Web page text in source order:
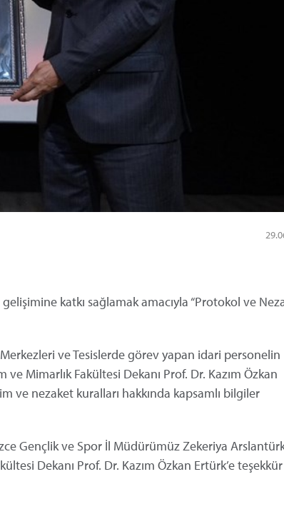
katkı sağlamak amacıyla “Protokol ve
ve Tesislerde görev yapan idari personelin
Mimarlık Fakültesi Dekanı Prof. Dr. Kazım Özkan
ve nezaket kuralları hakkında kapsamlı bilgiler
Gençlik ve Spor İl Müdürümüz Zekeriya
Dekanı Prof. Dr. Kazım Özkan Ertürk’e teşekkür